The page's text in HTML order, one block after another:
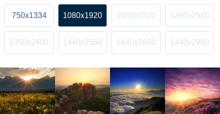
750x1334 1080x1920 1080x2220 1280x2560
1350x2400 1440x2560 1440x2880 1440x2960